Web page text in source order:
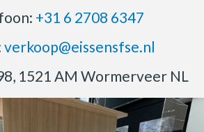
+31 6 2708 6347
verkoop@eissensfse.nl
1521 AM Wormerveer NL